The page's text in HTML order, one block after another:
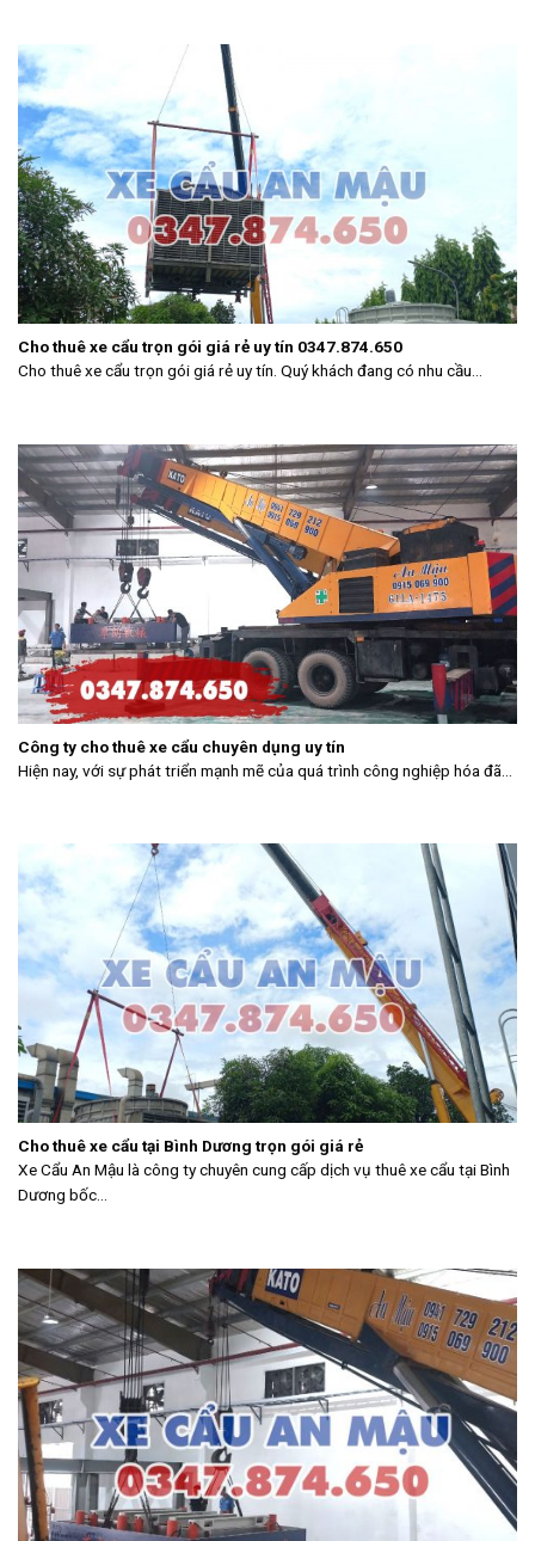
Cho thuê xe cẩu trọn gói giá rẻ uy tín 0347.874.650
Cho thuê xe cẩu trọn gói giá rẻ uy tín. Quý khách đang có nhu cầu...
Công ty cho thuê xe cẩu chuyên dụng uy tín
Hiện nay, với sự phát triển mạnh mẽ của quá trình công nghiệp hóa đã...
Cho thuê xe cẩu tại Bình Dương trọn gói giá rẻ
Xe Cẩu An Mậu là công ty chuyên cung cấp dịch vụ thuê xe cẩu tại Bình
Dương bốc...